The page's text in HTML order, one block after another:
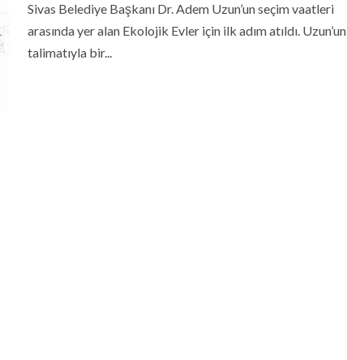
Sivas Belediye Başkanı Dr. Adem Uzun’un seçim vaatleri
arasında yer alan Ekolojik Evler için ilk adım atıldı. Uzun’un
talimatıyla bir...